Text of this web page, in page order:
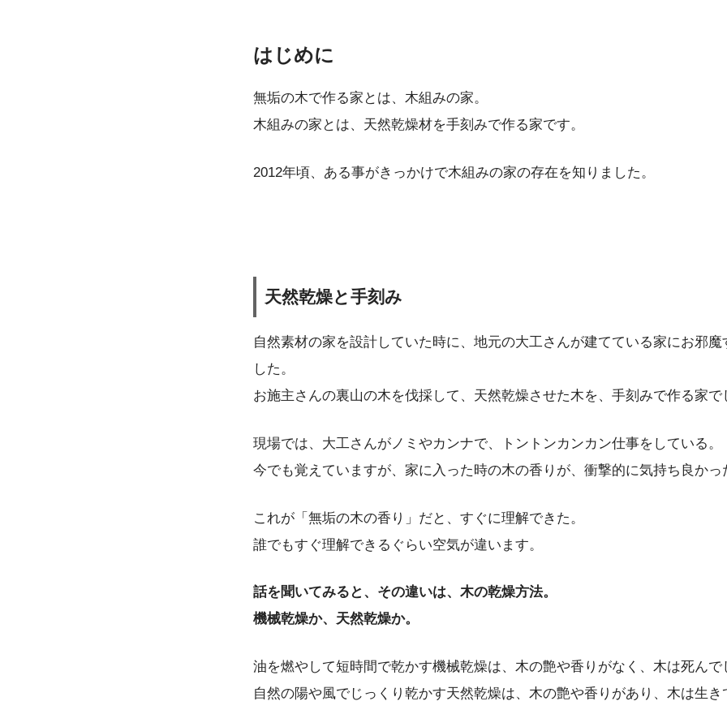
はじめに
無垢の木で作る家とは、木組みの家。
木組みの家とは、天然乾燥材を手刻みで作る家です。
2012年頃、ある事がきっかけで木組みの家の存在を知りました。
天然乾燥と手刻み
自然素材の家を設計していた時に、地元の大工さんが建てている家にお邪魔
した。
お施主さんの裏山の木を伐採して、天然乾燥させた木を、手刻みで作る家で
現場では、大工さんがノミやカンナで、トントンカンカン仕事をしている。
今でも覚えていますが、家に入った時の木の香りが、衝撃的に気持ち良かっ
これが「無垢の木の香り」だと、すぐに理解できた。
誰でもすぐ理解できるぐらい空気が違います。
話を聞いてみると、その違いは、木の乾燥方法。
機械乾燥か、天然乾燥か。
油を燃やして短時間で乾かす機械乾燥は、木の艶や香りがなく、木は死んで
自然の陽や風でじっくり乾かす天然乾燥は、木の艶や香りがあり、木は生き